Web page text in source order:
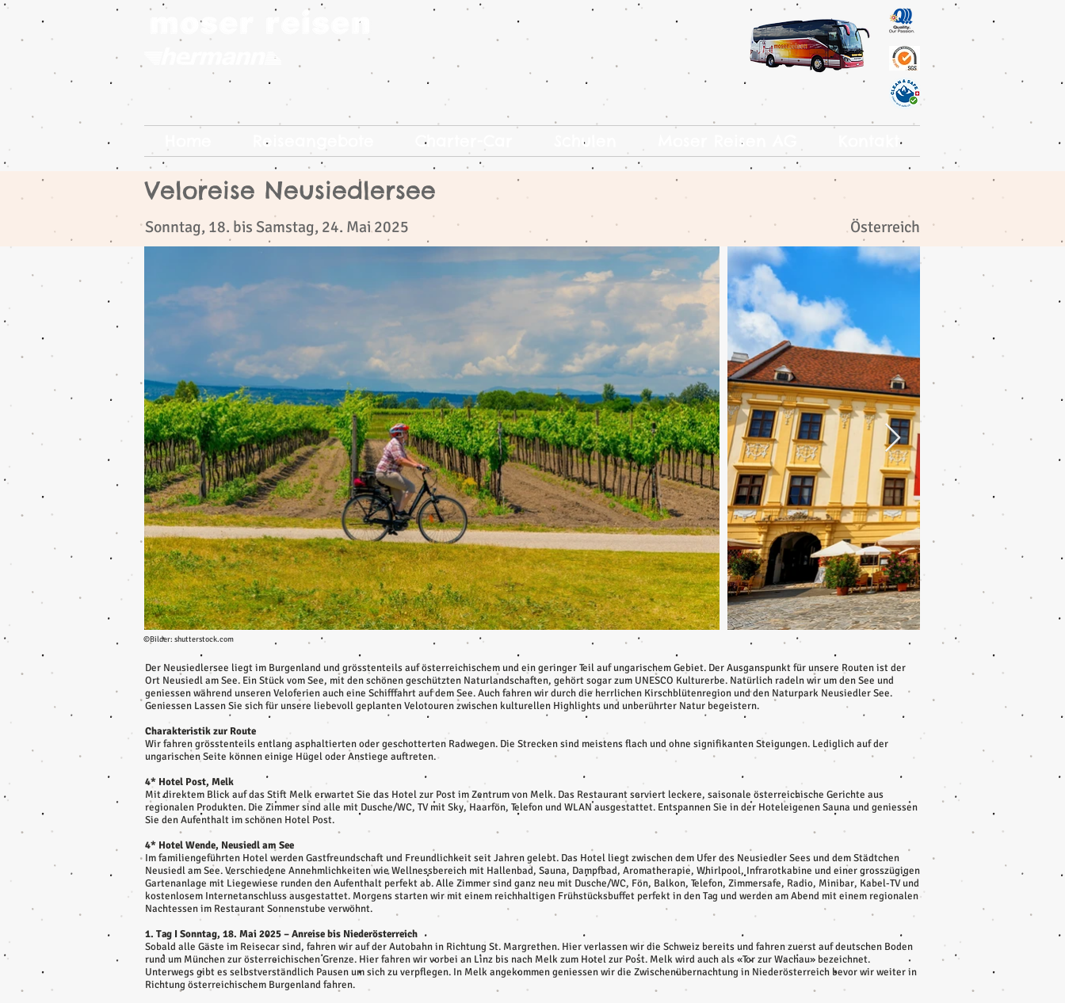
Reiseangebote Charter-Car Schulen Moser Reisen AG
Veloreise Neusiedlersee
​
Sonntag, 18. bis Samstag, 24. Mai 2025 Österreich
©Bilder: shutterstock.com
Der Neusiedlersee liegt im Burgenland und grösstenteils auf österreichischem und ein geringer Teil auf ungarischem Gebiet. Der Ausganspunkt für unsere Routen ist der
Ort Neusiedl am See. Ein Stück vom See, mit den schönen geschützten Naturlandschaften, gehört sogar zum UNESCO Kulturerbe. Natürlich radeln wir um den See und
geniessen während unseren Veloferien auch eine Schifffahrt auf dem See. Auch fahren wir durch die herrlichen Kirschblütenregion und den Naturpark Neusiedler See.
Geniessen Lassen Sie sich für unsere liebevoll geplanten Velotouren zwischen kulturellen Highlights und unberührter Natur begeistern.
Charakteristik zur Route
Wir fahren grösstenteils entlang asphaltierten oder geschotterten Radwegen. Die Strecken sind meistens flach und ohne signifikanten Steigungen. Lediglich auf der
ungarischen Seite können einige Hügel oder Anstiege auftreten.
4* Hotel Post, Melk
Mit direktem Blick auf das Stift Melk erwartet Sie das Hotel zur Post im Zentrum von Melk. Das Restaurant serviert leckere, saisonale österreichische Gerichte aus
regionalen Produkten. Die Zimmer sind alle mit Dusche/WC, TV mit Sky, Haarfön, Telefon und WLAN ausgestattet. Entspannen Sie in der Hoteleigenen Sauna und geniessen
Sie den Aufenthalt im schönen Hotel Post.
4* Hotel Wende, Neusiedl am See
Im familiengeführten Hotel werden Gastfreundschaft und Freundlichkeit seit Jahren gelebt. Das Hotel liegt zwischen dem Ufer des Neusiedler Sees und dem Städtchen
Neusiedl am See. Verschiedene Annehmlichkeiten wie Wellnessbereich mit Hallenbad, Sauna, Dampfbad, Aromatherapie, Whirlpool, Infrarotkabine und einer grosszügigen
Gartenanlage mit Liegewiese runden den Aufenthalt perfekt ab. Alle Zimmer sind ganz neu mit Dusche/WC, Fön, Balkon, Telefon, Zimmersafe, Radio, Minibar, Kabel-TV und
kostenlosem Internetanschluss ausgestattet. Morgens starten wir mit einem reichhaltigen Frühstücksbuffet perfekt in den Tag und werden am Abend mit einem regionalen
Nachtessen im Restaurant Sonnenstube verwöhnt.
1. Tag I Sonntag, 18. Mai 2025 – Anreise bis Niederösterreich
Sobald alle Gäste im Reisecar sind, fahren wir auf der Autobahn in Richtung St. Margrethen. Hier verlassen wir die Schweiz bereits und fahren zuerst auf deutschen Boden
rund um München zur österreichischen Grenze. Hier fahren wir vorbei an Linz bis nach Melk zum Hotel zur Post. Melk wird auch als «Tor zur Wachau» bezeichnet.
Unterwegs gibt es selbstverständlich Pausen um sich zu verpflegen. In Melk angekommen geniessen wir die Zwischenübernachtung in Niederösterreich bevor wir weiter in
Richtung österreichischem Burgenland fahren.